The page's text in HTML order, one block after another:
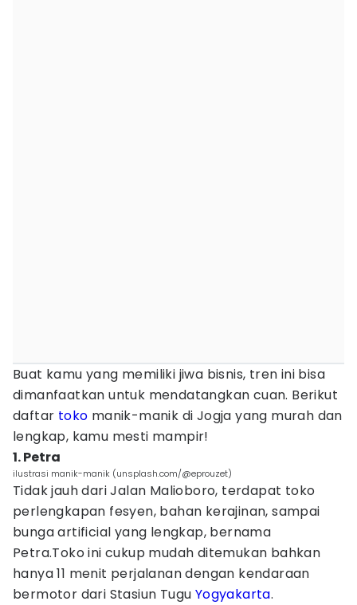
Buat kamu yang memiliki jiwa bisnis, tren ini bisa
dimanfaatkan untuk mendatangkan cuan. Berikut
daftar toko manik-manik di Jogja yang murah dan
lengkap, kamu mesti mampir!
1. Petra
ilustrasi manik-manik (unsplash.com/@eprouzet)
Tidak jauh dari Jalan Malioboro, terdapat toko
perlengkapan fesyen, bahan kerajinan, sampai
bunga artificial yang lengkap, bernama
Petra.Toko ini cukup mudah ditemukan bahkan
hanya 11 menit perjalanan dengan kendaraan
bermotor dari Stasiun Tugu Yogyakarta.